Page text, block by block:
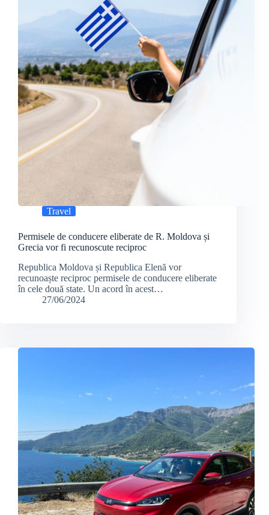
Travel
Permisele de conducere eliberate de R. Moldova și
Grecia vor fi recunoscute reciproc
Republica Moldova și Republica Elenă vor
recunoaște reciproc permisele de conducere eliberate
în cele două state. Un acord în acest…
27/06/2024